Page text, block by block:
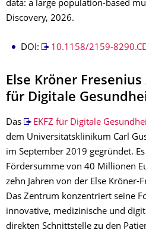
data: a large population-based
Discovery, 2026.
DOI: 10.1158/2159-
Else Kröner Fresenius
für Digitale
Das EKFZ für Digitale
dem Universitätsklinikum Carl
im September 2019 gegründet.
Fördersumme von 40 Millionen
zehn Jahren von der Else Kröner-
Das Zentrum konzentriert seine
innovative, medizinische und
direkten Schnittstelle zu den